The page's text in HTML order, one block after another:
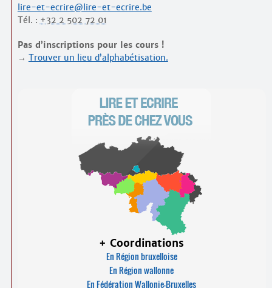
Trouver un lieu d’alphabétisation
lire-et-ecrire@lire-et-ecrire.be
Tél. : +32 2 502 72 01
Pas d’inscriptions pour les cours !
→ Trouver un lieu d’alphabétisation.
+ Coordinations
En Région bruxelloise
En Région wallonne
En Fédération Wallonie-Bruxelles